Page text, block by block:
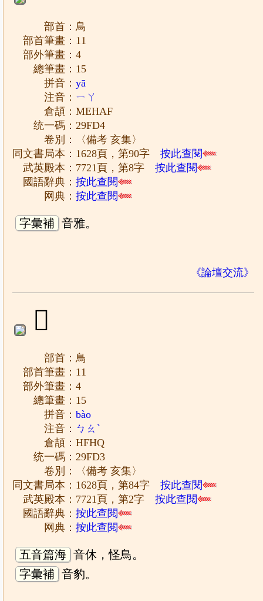
部首：鳥
部首筆畫：11
部外筆畫：4
總筆畫：15
拼音：yā
注音： ㄧㄚ
倉頡：MEHAF
统一碼：29FD4
卷別：〈備考 亥集〉
同文書局本：1628頁，第90字按此查閱
武英殿本：7721頁，第8字按此查閱
國語辭典：按此查閱
网典：按此查閱
字彙補 音雅。
《論壇交流》
𩿓
部首：鳥
部首筆畫：11
部外筆畫：4
總筆畫：15
拼音：bào
注音： ㄅㄠˋ
倉頡：HFHQ
统一碼：29FD3
卷別：〈備考 亥集〉
同文書局本：1628頁，第84字按此查閱
武英殿本：7721頁，第2字按此查閱
國語辭典：按此查閱
网典：按此查閱
五音篇海 音休，怪鳥。
字彙補 音豹。